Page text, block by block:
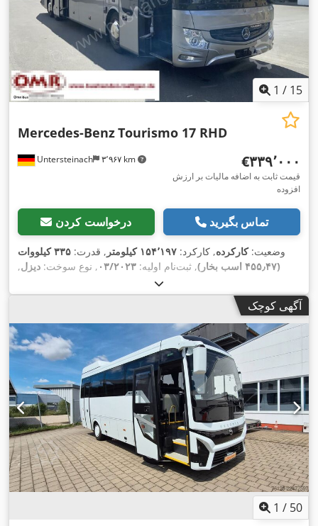
1 / 15
Untersteinach ۳٬۹۶۷ km
Mercedes-BenzTourismo 17 RHD
‎€۳۳۹٬۰۰۰
قیمت ثابت به اضافه مالیات بر ارزش
افزوده
درخواست کردن تماس بگیرید
وضعیت:کارکرده, کارکرد: ۱۵۴٬۱۹۷ کیلومتر , قدرت:
۳۳۵ کیلووات
(۴۵۵٫۴۷ اسب بخار)
, ثبت‌نام اولیه: ۰۳/۲۰۲۳ , نوع سوخت: دیزل,
, نوع چرخ‌دنده:
ترمزها:رتاردر, سال ساخت:۲۰۲۳, تجهیزات:اِی‌بی‌اِس‎, برنامه
هیدرولیک, قفل مرکزی, چراغ مه شکن, کروز کنترل, کنترل کشش,
آگهی کوچک
1 / 50